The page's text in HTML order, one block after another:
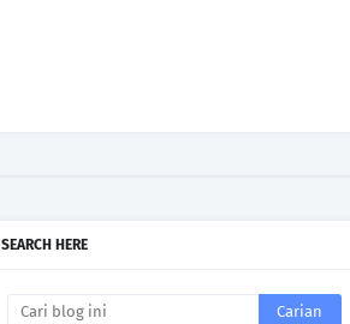
SEARCH HERE